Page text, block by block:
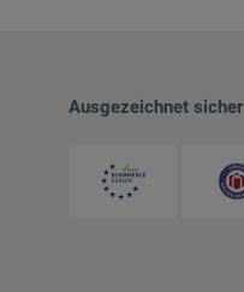
Ausgezeichnet sicher